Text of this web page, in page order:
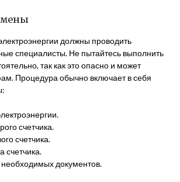
должны проводить
специалисты. Не пытайтесь выполнить
так как это опасно и может
Процедура обычно включает в себя
счетчика.
счетчика.
счетчика.
документов.